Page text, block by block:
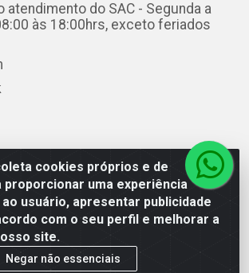
cookies próprios e de
uma experiência
usuário, apresentar publicidade
com o seu perfil e melhorar a
site.
Negar não essenciais
atendimento do SAC - Segunda a
às 18:00hrs, exceto feriados
- Av. Durval de Góes Monteiro, 7049
- Maceió/AL - CEP 57061-000 - CNPJ
08.072.649/0001-20